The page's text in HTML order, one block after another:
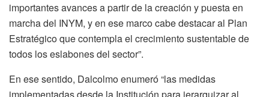
importantes avances a partir de la creación y puesta en
marcha del INYM, y en ese marco cabe destacar al Plan
Estratégico que contempla el crecimiento sustentable de
todos los eslabones del sector”.
En ese sentido, Dalcolmo enumeró “las medidas